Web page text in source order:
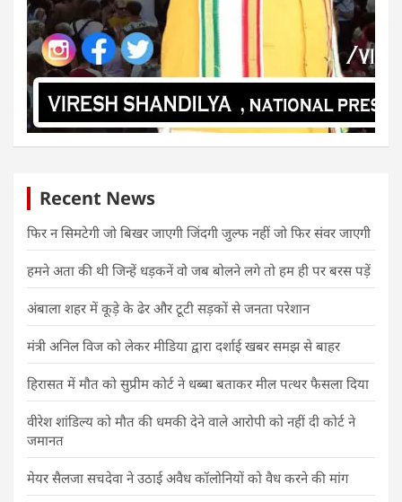
Recent News
फिर न सिमटेगी जो बिखर जाएगी जिंदगी जुल्फ नहीं जो फिर संवर जाएगी
हमने अता की थी जिन्हें धड़कनें वो जब बोलने लगे तो हम ही पर बरस पड़ें
अंबाला शहर में कूड़े के ढेर और टूटी सड़कों से जनता परेशान
मंत्री अनिल विज को लेकर मीडिया द्वारा दर्शाई खबर समझ से बाहर
हिरासत में मौत को सुप्रीम कोर्ट ने धब्बा बताकर मील पत्थर फैसला दिया
वीरेश शांडिल्य को मौत की धमकी देने वाले आरोपी को नहीं दी कोर्ट ने
जमानत
मेयर सैलजा सचदेवा ने उठाई अवैध कॉलोनियों को वैध करने की मांग